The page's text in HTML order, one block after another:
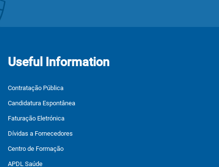
Useful Information
Contratação Pública
Candidatura Espontânea
Faturação Eletrónica
Dívidas a Fornecedores
Centro de Formação
APDL Saúde